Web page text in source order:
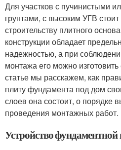
Для участков с пучинистыми
грунтами, с высоким УГВ
строительству плитного
конструкции обладает
надежностью, а при
монтажа его можно
статье мы расскажем, как
плиту фундамента под дом
слоев она состоит, о порядке
проведения монтажных работ.
Устройство